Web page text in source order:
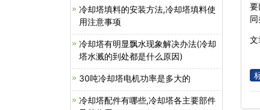
冷却塔填料的安装方法,冷却塔填料使
用注意事项
冷却塔有明显飘水现象解决办法(冷却
塔水溅的到处都是什么原因)
30吨冷却塔电机功率是多大的
冷却塔配件有哪些,冷却塔各主要部件
要